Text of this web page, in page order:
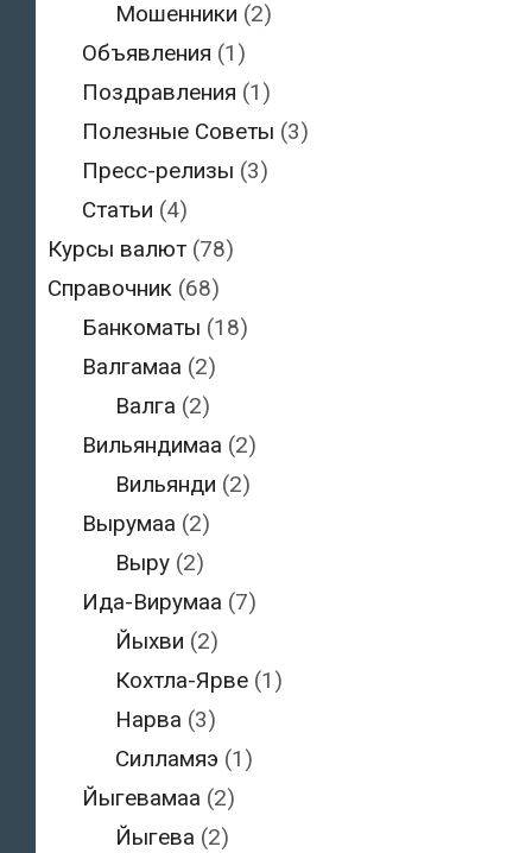
Мошенники (2)
Объявления (1)
Поздравления (1)
Полезные Советы (3)
Пресс-релизы (3)
Статьи (4)
Курсы валют (78)
Справочник (68)
Банкоматы (18)
Валгамаа (2)
Валга (2)
Вильяндимаа (2)
Вильянди (2)
Вырумаа (2)
Выру (2)
Ида-Вирумаа (7)
Йыхви (2)
Кохтла-Ярве (1)
Нарва (3)
Силламяэ (1)
Йыгевамаа (2)
Йыгева (2)